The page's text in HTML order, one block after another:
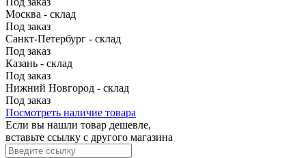
Москва - склад
Под заказ
Санкт-Петербург - склад
Под заказ
Казань - склад
Под заказ
Нижний Новгород - склад
Под заказ
Посмотреть наличие товара
Если вы нашли товар дешевле,
вставьте ссылку с другого магазина